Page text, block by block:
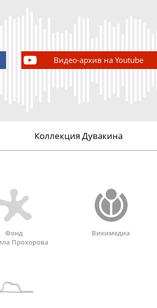
Видео-архив на Youtube
Коллекция Дувакина
Фонд
Прохорова
Викимедиа